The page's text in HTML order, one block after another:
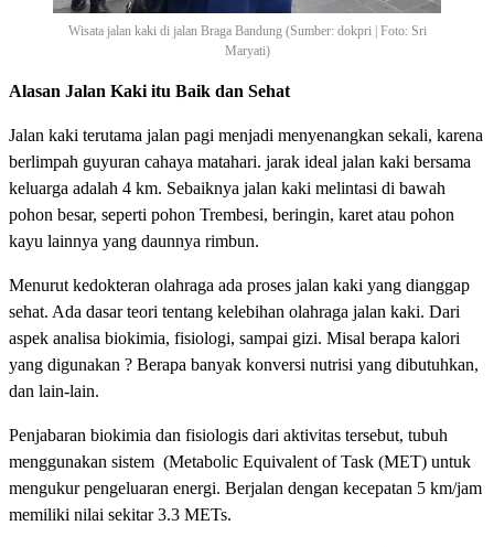
Wisata jalan kaki di jalan Braga Bandung (Sumber: dokpri | Foto: Sri
Maryati)
Alasan Jalan Kaki itu Baik dan Sehat
Jalan kaki terutama jalan pagi menjadi menyenangkan sekali, karena
berlimpah guyuran cahaya matahari. jarak ideal jalan kaki bersama
keluarga adalah 4 km. Sebaiknya jalan kaki melintasi di bawah
pohon besar, seperti pohon Trembesi, beringin, karet atau pohon
kayu lainnya yang daunnya rimbun.
Menurut kedokteran olahraga ada proses jalan kaki yang dianggap
sehat. Ada dasar teori tentang kelebihan olahraga jalan kaki. Dari
aspek analisa biokimia, fisiologi, sampai gizi. Misal berapa kalori
yang digunakan ? Berapa banyak konversi nutrisi yang dibutuhkan,
dan lain-lain.
Penjabaran biokimia dan fisiologis dari aktivitas tersebut, tubuh
menggunakan sistem (Metabolic Equivalent of Task (MET) untuk
mengukur pengeluaran energi. Berjalan dengan kecepatan 5 km/jam
memiliki nilai sekitar 3.3 METs.